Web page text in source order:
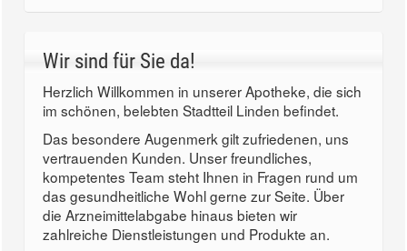
Wir sind für Sie da!
Herzlich Willkommen in unserer Apotheke, die sich
im schönen, belebten Stadtteil Linden befindet.
Das besondere Augenmerk gilt zufriedenen, uns
vertrauenden Kunden. Unser freundliches,
kompetentes Team steht Ihnen in Fragen rund um
das gesundheitliche Wohl gerne zur Seite. Über
die Arzneimittelabgabe hinaus bieten wir
zahlreiche Dienstleistungen und Produkte an.